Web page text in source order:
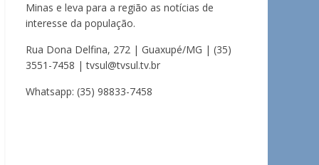
Minas e leva para a região as notícias de
interesse da população.
Rua Dona Delfina, 272 | Guaxupé/MG | (35)
3551-7458 | tvsul@tvsul.tv.br
Whatsapp: (35) 98833-7458